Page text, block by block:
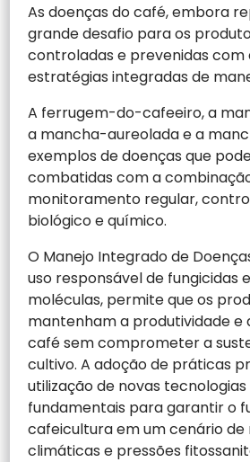
As doenças do café, embora
grande desafio para os
controladas e prevenidas com
estratégias integradas de
A ferrugem-do-cafeeiro, a
a mancha-aureolada e a
exemplos de doenças que
combatidas com a
monitoramento regular,
biológico e químico.
O Manejo Integrado de
uso responsável de fungicidas
moléculas, permite que os
mantenham a produtividade e
café sem comprometer a
cultivo. A adoção de práticas
utilização de novas tecnologias
fundamentais para garantir o
cafeicultura em um cenário de
climáticas e pressões